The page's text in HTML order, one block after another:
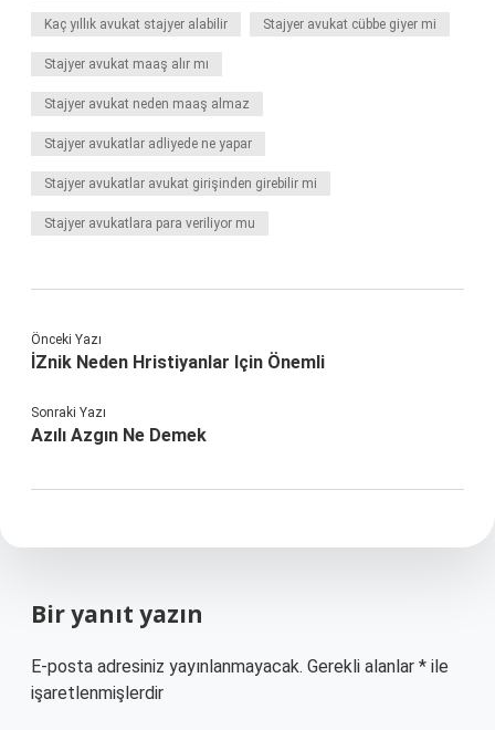
Kaç yıllık avukat stajyer alabilir Stajyer avukat cübbe giyer mi
Stajyer avukat maaş alır mı
Stajyer avukat neden maaş almaz
Stajyer avukatlar adliyede ne yapar
Stajyer avukatlar avukat girişinden girebilir mi
Stajyer avukatlara para veriliyor mu
Önceki Yazı
İZnik Neden Hristiyanlar Için Önemli
Sonraki Yazı
Azılı Azgın Ne Demek
Bir yanıt yazın
E-posta adresiniz yayınlanmayacak. Gerekli alanlar * ile
işaretlenmişlerdir